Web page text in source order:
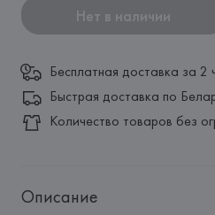
Нет в наличии
Бесплатная доставка за
Быстрая доставка по
Количество товаров без
Описание